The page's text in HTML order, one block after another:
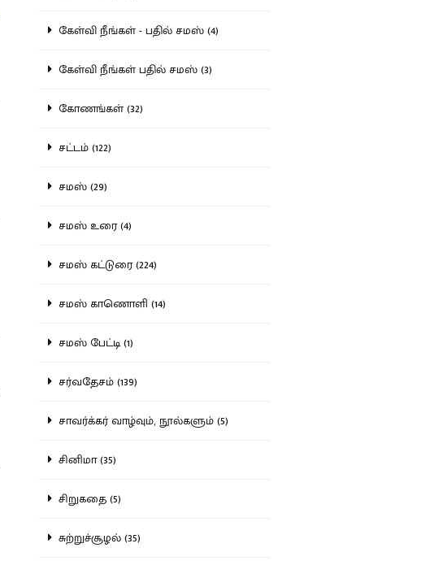
கேள்வி நீங்கள் - பதில் சமஸ் (4)
கேள்வி நீங்கள் பதில் சமஸ் (3)
கோணங்கள் (32)
சட்டம் (122)
சமஸ் (29)
சமஸ் உரை (4)
சமஸ் கட்டுரை (224)
சமஸ் காணொளி (14)
சமஸ் பேட்டி (1)
சர்வதேசம் (139)
சாவர்க்கர் வாழ்வும், நூல்களும் (5)
சினிமா (35)
சிறுகதை (5)
சுற்றுச்சூழல் (35)